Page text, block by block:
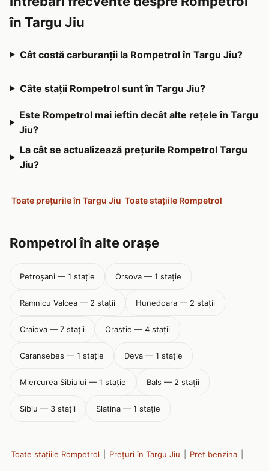
în Targu Jiu
Cât costă carburanții la Rompetrol în Targu Jiu?
Câte stații Rompetrol sunt în Targu Jiu?
Este Rompetrol mai ieftin decât alte rețele în Targu
Jiu?
La cât se actualizează prețurile Rompetrol Targu
Jiu?
Toate prețurile în Targu Jiu Toate stațiile Rompetrol
Rompetrol în alte orașe
Petroșani — 1 stație Orsova — 1 stație
Ramnicu Valcea — 2 stații Hunedoara — 2 stații
Craiova — 7 stații Orastie — 4 stații
Caransebes — 1 stație Deva — 1 stație
Miercurea Sibiului — 1 stație Bals — 2 stații
Sibiu — 3 stații Slatina — 1 stație
Toate stațiile Rompetrol Prețuri în Targu Jiu Pret benzina